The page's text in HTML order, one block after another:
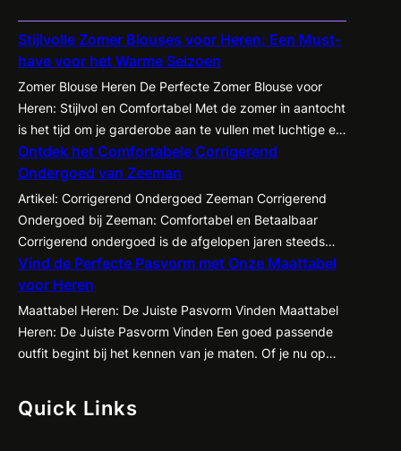
Stijlvolle Zomer Blouses voor Heren: Een Must-
have voor het Warme Seizoen
Zomer Blouse Heren De Perfecte Zomer Blouse voor
Heren: Stijlvol en Comfortabel Met de zomer in aantocht
is het tijd om je garderobe aan te vullen met luchtige en
stijlvolle kledingstukken, waaronder de zomer blouse
voor heren. Of je nu een dagje naar het strand gaat,
een zomerse barbecue bijwoont of gewoon op zoek
bent…
Ontdek het Comfortabele Corrigerend
Ondergoed van Zeeman
Artikel: Corrigerend Ondergoed Zeeman Corrigerend
Ondergoed bij Zeeman: Comfortabel en Betaalbaar
Corrigerend ondergoed is de afgelopen jaren steeds
populairder geworden onder zowel mannen als
vrouwen. Het biedt de mogelijkheid om je figuur op een
subtiele manier te accentueren en te corrigeren,
waardoor kleding beter tot zijn recht komt en je
zelfvertrouwen een boost krijgt. Een…
Vind de Perfecte Pasvorm met Onze Maattabel
voor Heren
Maattabel Heren: De Juiste Pasvorm Vinden Maattabel
Heren: De Juiste Pasvorm Vinden Een goed passende
outfit begint bij het kennen van je maten. Of je nu op
het beste bij jou past. Met de…
Quick Links